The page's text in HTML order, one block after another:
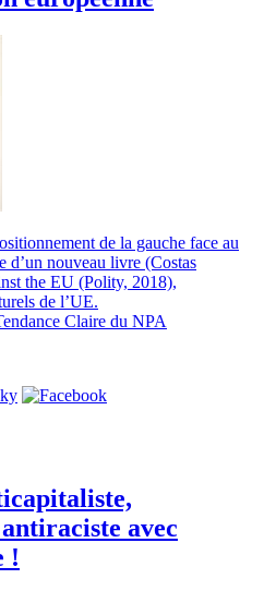
de la gauche face au
d’un nouveau livre (Costas
the EU (Polity, 2018),
de l’UE.
Claire du NPA
avec
!